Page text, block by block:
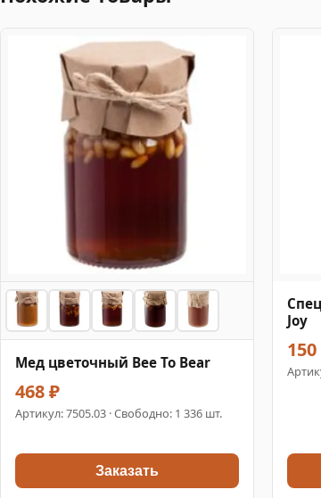
Мед цветочный Bee To Bear
468 ₽
Артикул:7505.03 · Свободно: 1 336 шт.
Заказать
Joy